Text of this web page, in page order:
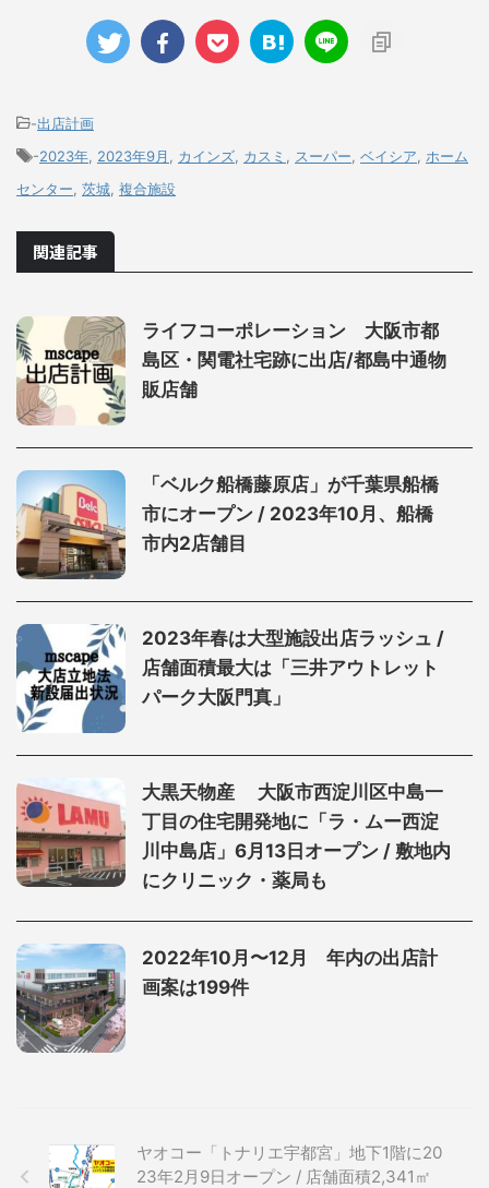
-出店計画
-2023年 2023年9月 カインズ カスミ スーパー ベイシア
ホーム
センター 茨城 複合施設
関連記事
ライフコーポレーション 大阪市都
島区・関電社宅跡に出店/都島中通物
販店舗
「ベルク船橋藤原店」が千葉県船橋
市にオープン / 2023年10月、船橋
市内2店舗目
2023年春は大型施設出店ラッシュ /
店舗面積最大は「三井アウトレット
パーク大阪門真」
大黒天物産 大阪市西淀川区中島一
丁目の住宅開発地に「ラ・ムー西淀
川中島店」6月13日オープン / 敷地内
にクリニック・薬局も
2022年10月〜12月 年内の出店計
画案は199件
ヤオコー「トナリエ宇都宮」地下1階に20
23年2月9日オープン / 店舗面積2,341㎡